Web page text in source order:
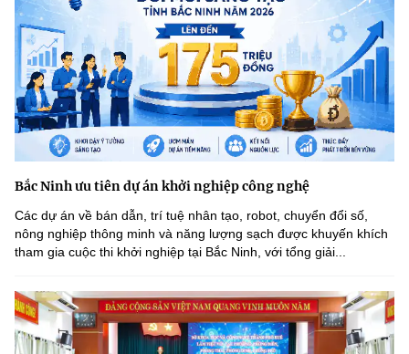
Bắc Ninh ưu tiên dự án khởi nghiệp công nghệ
Các dự án về bán dẫn, trí tuệ nhân tạo, robot, chuyển đổi số,
nông nghiệp thông minh và năng lượng sạch được khuyến khích
tham gia cuộc thi khởi nghiệp tại Bắc Ninh, với tổng giải...